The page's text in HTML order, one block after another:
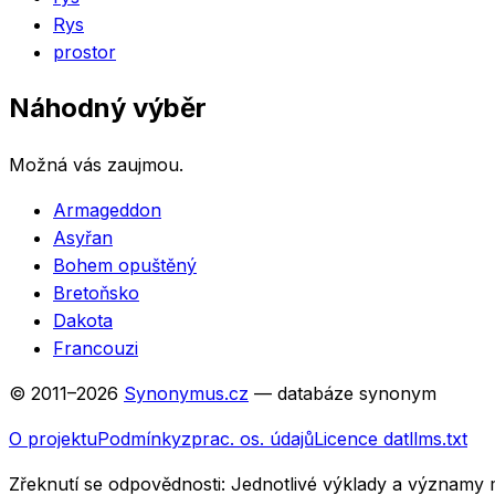
Rys
prostor
Náhodný výběr
Možná vás zaujmou.
Armageddon
Asyřan
Bohem opuštěný
Bretoňsko
Dakota
Francouzi
© 2011–2026 Synonymus.cz — databáze synonym
O projektuPodmínkyzprac. os. údajůLicence datllms.txt
Zřeknutí se odpovědnosti: Jednotlivé výklady a významy